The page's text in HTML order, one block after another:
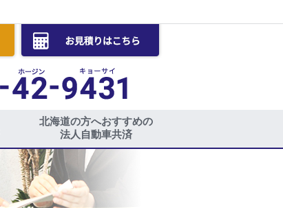
北海道の方へおすすめの
法人自動車共済